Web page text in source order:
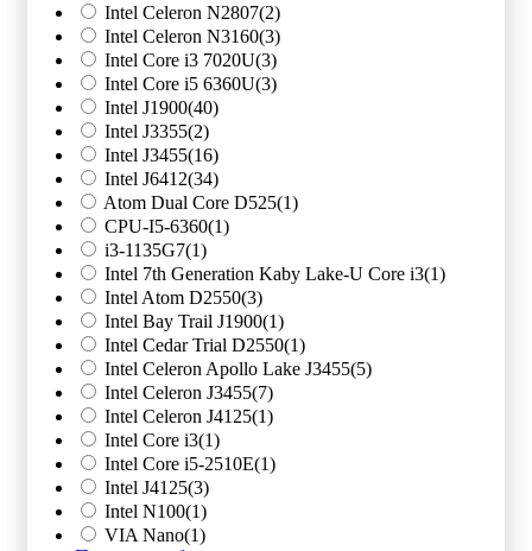
Intel Celeron N2807(2)
Intel Celeron N3160(3)
Intel Core i3 7020U(3)
Intel Core i5 6360U(3)
Intel J1900(40)
Intel J3355(2)
Intel J3455(16)
Intel J6412(34)
Atom Dual Core D525(1)
CPU-I5-6360(1)
i3-1135G7(1)
Intel 7th Generation Kaby Lake-U Core i3(1)
Intel Atom D2550(3)
Intel Bay Trail J1900(1)
Intel Cedar Trial D2550(1)
Intel Celeron Apollo Lake J3455(5)
Intel Celeron J3455(7)
Intel Celeron J4125(1)
Intel Core i3(1)
Intel Core i5-2510E(1)
Intel J4125(3)
Intel N100(1)
VIA Nano(1)